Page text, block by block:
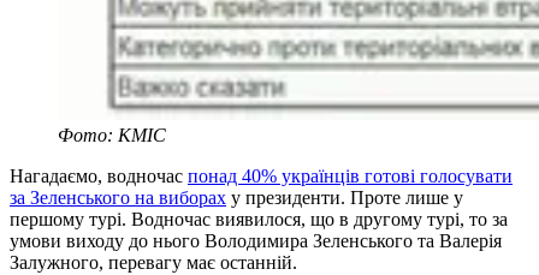
Фото: КМІС
Нагадаємо, водночас понад 40% українців готові голосувати
за Зеленського на виборах у президенти. Проте лише у
першому турі. Водночас виявилося, що в другому турі, то за
умови виходу до нього Володимира Зеленського та Валерія
Залужного, перевагу має останній.